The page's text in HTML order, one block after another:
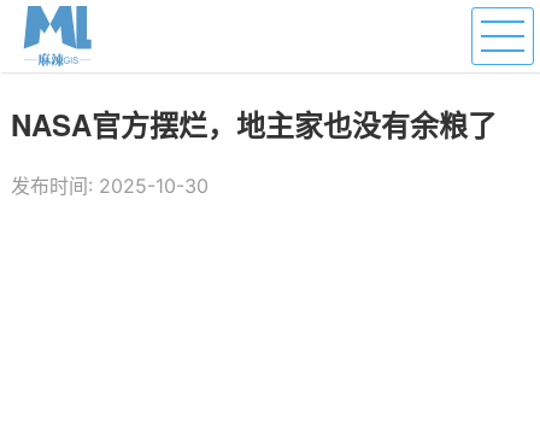
NASA官方摆烂，地主家也没有余粮了
发布时间: 2025-10-30